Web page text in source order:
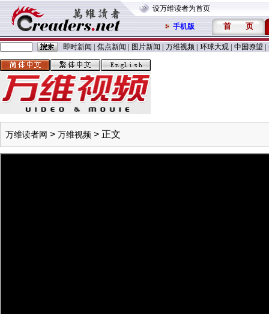
设万维读者为首页
手机版 首 页
即时新闻 焦点新闻 图片新闻 万维视频 环球大观 中国嘹望
万维读者网 > 万维视频 > 正文